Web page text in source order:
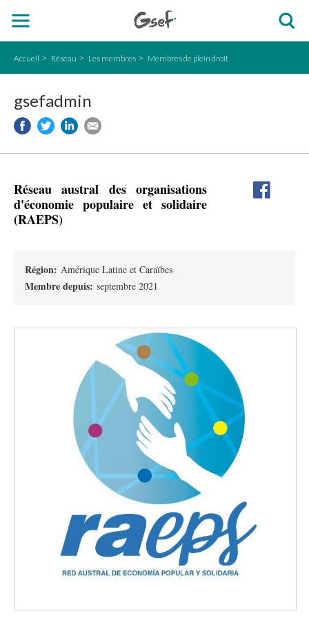
Accueil Réseau Les membres Membres de plein droit
gsefadmin
Réseau austral des organisations
d'économie populaire et solidaire
(RAEPS)
Région: Amérique Latine et Caraïbes
Membre depuis: septembre 2021